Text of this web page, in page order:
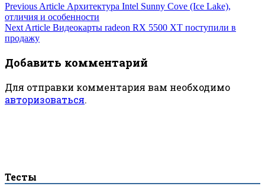
Навигация
по
записям
Previous Article Архитектура Intel Sunny Cove (Ice Lake),
отличия и особенности
Next Article Видеокарты radeon RX 5500 XT поступили в
продажу
Добавить комментарий
Для отправки комментария вам необходимо
авторизоваться.
Тесты